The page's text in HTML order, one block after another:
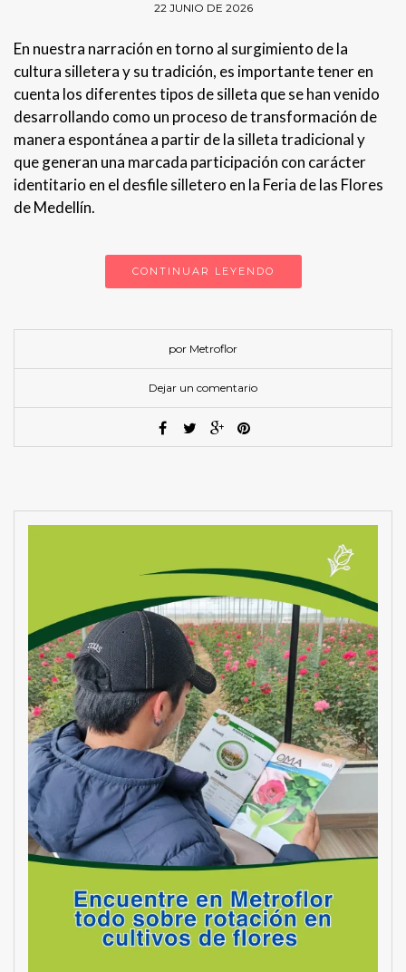
22 JUNIO DE 2026
En nuestra narración en torno al surgimiento de la
cultura silletera y su tradición, es importante tener en
cuenta los diferentes tipos de silleta que se han venido
desarrollando como un proceso de transformación de
manera espontánea a partir de la silleta tradicional y
que generan una marcada participación con carácter
identitario en el desfile silletero en la Feria de las Flores
de Medellín.
CONTINUAR LEYENDO
por Metroflor
Dejar un comentario